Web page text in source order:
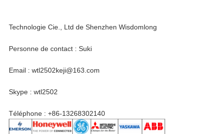
Technologie Cie., Ltd de Shenzhen Wisdomlong
Personne de contact : Suki
Email : wtl2502keji@163.com
Skype : wtl2502
Téléphone : +86-13268302140